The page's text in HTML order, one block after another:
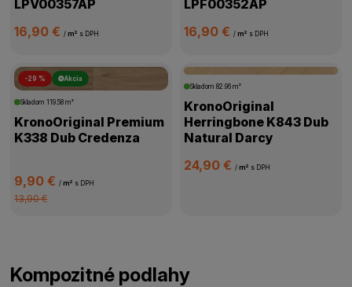
LPV00357AP
16,90 €/ m² s DPH
LPF00352AP
16,90 € / m² s DPH
-29 % Akcia
Skladom119.58 m²
KronoOriginal Premium
K338 Dub Credenza
9,90 €/ m² s DPH
13,90 €
Skladom 82.96 m²
KronoOriginal
Herringbone K843 Dub
Natural Darcy
24,90 € / m² s DPH
Kompozitné podlahy